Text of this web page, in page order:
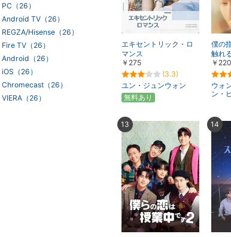
エキセントリック・ロ
マンス
￥275
(3.3)
ユン・ジュンウォン
無料あり
僕の
触れ
￥220
ウォ
ン・
13 14
PC（26）
Android TV（26）
REGZA/Hisense（26）
Fire TV（26）
Android（26）
iOS（26）
Chromecast（26）
VIERA（26）